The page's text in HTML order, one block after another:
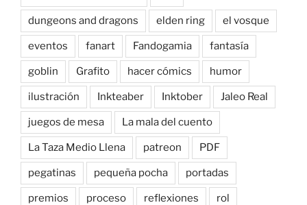
dungeons and dragons elden ring el vosque
eventos fanart Fandogamia fantasía
goblin Grafito hacer cómics humor
ilustración Inkteaber Inktober Jaleo Real
juegos de mesa La mala del cuento
La Taza Medio Llena patreon PDF
pegatinas pequeña pocha portadas
premios proceso reflexiones rol